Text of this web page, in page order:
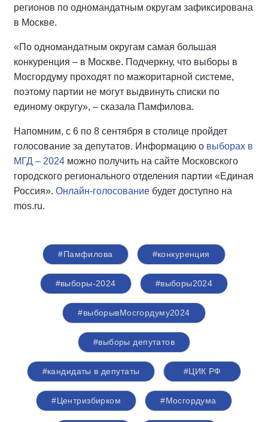
регионов по одномандатным округам зафиксирована
в Москве.
«По одномандатным округам самая большая
конкуренция – в Москве. Подчеркну, что выборы в
Мосгордуму проходят по мажоритарной системе,
поэтому партии не могут выдвинуть списки по
единому округу», – сказала Памфилова.
Напомним, с 6 по 8 сентября в столице пройдет
голосование за депутатов. Информацию о выборах в
МГД – 2024 можно получить на сайте Московского
городского регионального отделения партии «Единая
Россия». Онлайн-голосование будет доступно на
mos.ru.
#Памфилова #конкуренция
#выборы-2024 #выборы2024
#выборывМосгордуму2024
#выборы депутатов
#кандидаты в депутаты #ЦИК РФ
#Центризбирком #Мосгордума